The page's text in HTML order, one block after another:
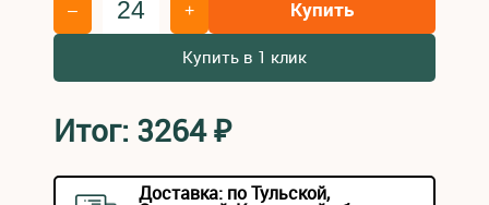
– + Купить
Купить в 1 клик
Итог: 3264₽
Доставка: по Тульской,